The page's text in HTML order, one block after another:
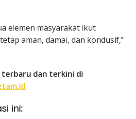
elemen masyarakat ikut
aman, damai, dan kondusif,”
dan terkini di
ini: